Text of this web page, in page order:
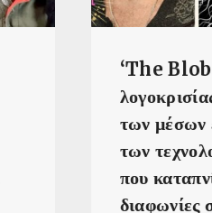
‘The
των μέσων
των
που
διαφωνίες